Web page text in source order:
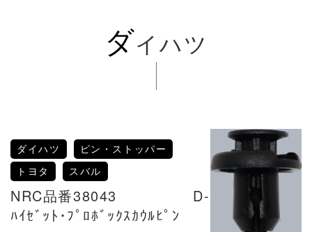
ダイハツ
ダイハツ
ピン・ストッパー
トヨタ
スバル
NRC品番38043 D-
ﾊｲｾﾞｯﾄ･ﾌﾟﾛﾎﾞｯｸｽｶｳﾙﾋﾟﾝ